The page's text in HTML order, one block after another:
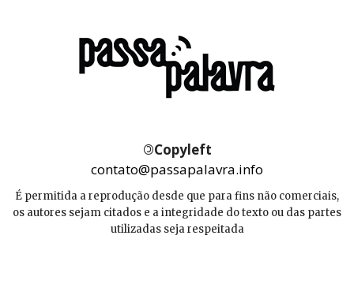
©Copyleft
contato@passapalavra.info
É permitida a reprodução desde que para fins não comerciais,
os autores sejam citados e a integridade do texto ou das partes
utilizadas seja respeitada